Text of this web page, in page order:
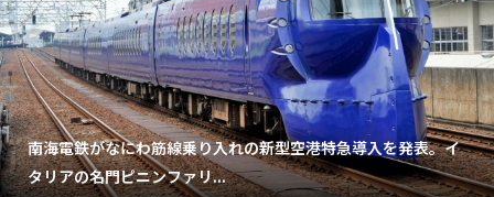
南海電鉄がなにわ筋線乗り入れの新型空港特急導入を発表。イ
タリアの名門ピニンファリ...